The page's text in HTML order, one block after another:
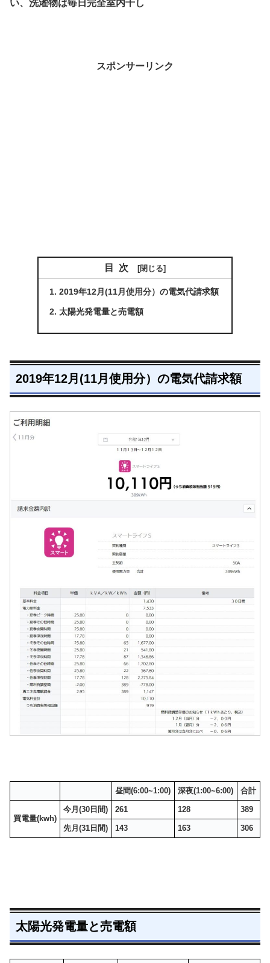
い、洗濯物は毎日完全室内干し
スポンサーリンク
目次
2019年12月(11月使用分）の電気代請求額
太陽光発電量と売電額
2019年12月(11月使用分）の電気代請求額
昼間(6:00~1:00) 深夜(1:00~6:00) 合計
買電量(kwh)
今月(30日間) 261 128 389
先月(31日間) 143 163 306
太陽光発電量と売電額